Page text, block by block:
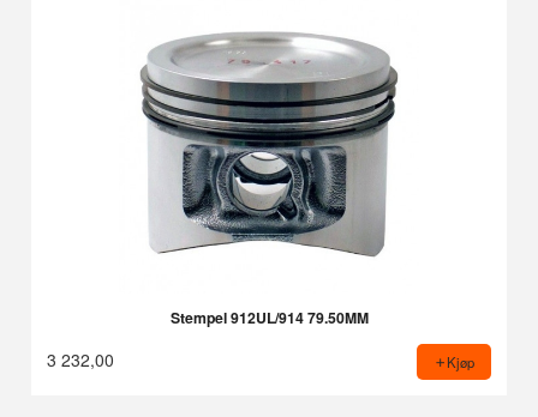
Stempel 912UL/914 79.50MM
3 232,00 Kjøp